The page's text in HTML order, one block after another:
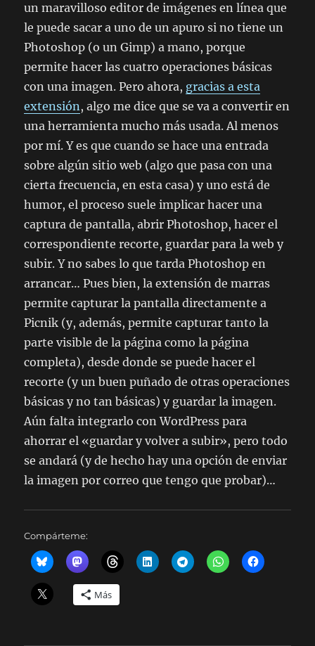
un maravilloso editor de imágenes en línea que
le puede sacar a uno de un apuro si no tiene un
Photoshop (o un Gimp) a mano, porque
permite hacer las cuatro operaciones básicas
con una imagen. Pero ahora, gracias a esta
extensión, algo me dice que se va a convertir en
una herramienta mucho más usada. Al menos
por mí. Y es que cuando se hace una entrada
sobre algún sitio web (algo que pasa con una
cierta frecuencia, en esta casa) y uno está de
humor, el proceso suele implicar hacer una
captura de pantalla, abrir Photoshop, hacer el
correspondiente recorte, guardar para la web y
subir. Y no sabes lo que tarda Photoshop en
arrancar… Pues bien, la extensión de marras
permite capturar la pantalla directamente a
Picnik (y, además, permite capturar tanto la
parte visible de la página como la página
completa), desde donde se puede hacer el
recorte (y un buen puñado de otras operaciones
básicas y no tan básicas) y guardar la imagen.
Aún falta integrarlo con WordPress para
ahorrar el «guardar y volver a subir», pero todo
se andará (y de hecho hay una opción de enviar
la imagen por correo que tengo que probar)…
Compárteme:
Más